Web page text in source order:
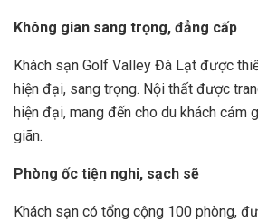
Không gian sang trọng, đẳng cấp
Khách sạn Golf Valley Đà Lạt được
hiện đại, sang trọng. Nội thất được
hiện đại, mang đến cho du khách cảm
giãn.
Phòng ốc tiện nghi, sạch sẽ
Khách sạn có tổng cộng 100 phòng,